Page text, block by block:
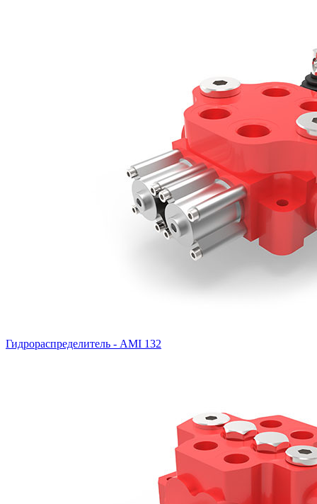
Гидрораспределитель - AMI 132